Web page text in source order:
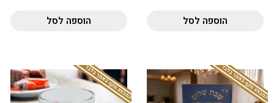
הוספה לסל הוספה לסל
המבצע תקף באתר בלבד המבצע תקף באתר בלבד